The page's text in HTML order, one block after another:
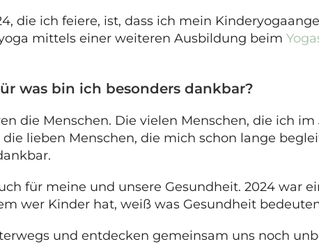
die ich feiere, ist, dass ich mein
mittels einer weiteren Ausbildung beim
was bin ich besonders dankbar?
die Menschen. Die vielen Menschen, die ich
lieben Menschen, die mich schon lange
für meine und unsere Gesundheit. 2024 war
wer Kinder hat, weiß was Gesundheit
und entdecken gemeinsam uns noch